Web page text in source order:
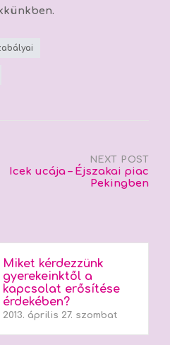
NEXT POST
Icek ucája – Éjszakai piac
Pekingben
Miket kérdezzünk
gyerekeinktől a
kapcsolat erősítése
érdekében?
2013. április 27. szombat